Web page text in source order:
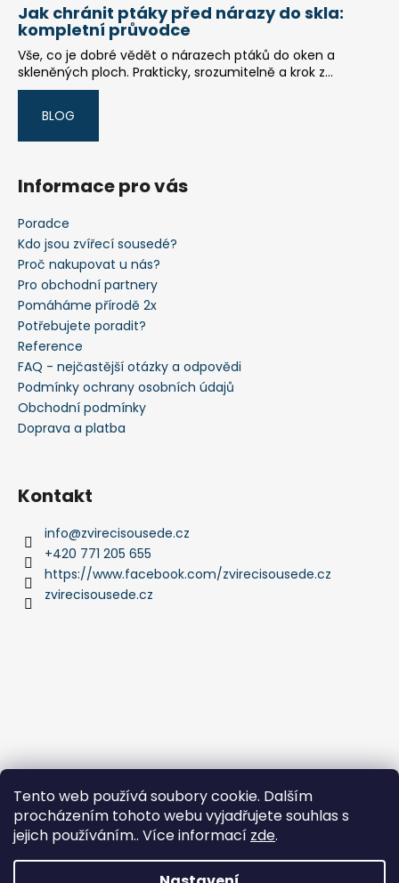
Tento web používá soubory cookie. Dalším
procházením tohoto webu vyjadřujete souhlas s
jejich používáním.. Více informací zde.
Jak chránit ptáky před nárazy do skla:
kompletní průvodce
Vše, co je dobré vědět o nárazech ptáků do oken a
skleněných ploch. Prakticky, srozumitelně a krok z...
BLOG
Informace pro vás
Poradce
Kdo jsou zvířecí sousedé?
Proč nakupovat u nás?
Pro obchodní partnery
Pomáháme přírodě 2x
Potřebujete poradit?
Reference
FAQ - nejčastější otázky a odpovědi
Podmínky ochrany osobních údajů
Obchodní podmínky
Doprava a platba
Kontakt
info@zvirecisousede.cz
+420 771 205 655
https://www.facebook.com/zvirecisousede.cz
zvirecisousede.cz